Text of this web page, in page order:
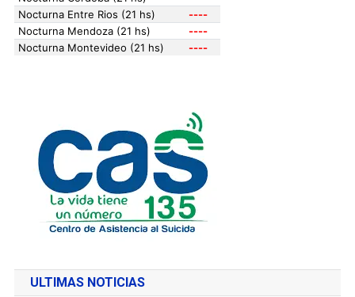
ULTIMAS NOTICIAS